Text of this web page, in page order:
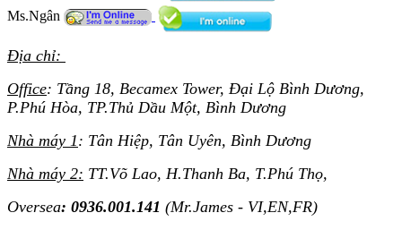
Ms.Ngân
Địa chỉ:
Office: Tầng 18, Becamex Tower, Đại Lộ Bình Dương,
P.Phú Hòa, TP.Thủ Dầu Một, Bình Dương
Nhà máy 1: Tân Hiệp, Tân Uyên, Bình Dương
Nhà máy 2: TT.Võ Lao, H.Thanh Ba, T.Phú Thọ,
Oversea: 0936.001.141 (Mr.James - VI,EN,FR)